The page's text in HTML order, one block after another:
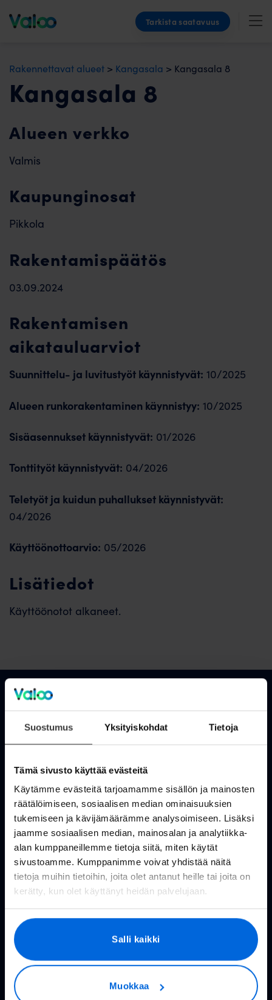
Suostumus Yksityiskohdat Tietoja
Tämä sivusto käyttää evästeitä
Käytämme evästeitä tarjoamamme sisällön ja mainosten
räätälöimiseen, sosiaalisen median ominaisuuksien
tukemiseen ja kävijämäärämme analysoimiseen. Lisäksi
jaamme sosiaalisen median, mainosalan ja analytiikka-
alan kumppaneillemme tietoja siitä, miten käytät
sivustoamme. Kumppanimme voivat yhdistää näitä
tietoja muihin tietoihin, joita olet antanut heille tai joita on
kerätty, kun olet käyttänyt heidän palvelujaan.
Salli kaikki
Muokkaa
Tarkista saatavuus
Rakennettavat alueet > Kangasala > Kangasala 8
Kangasala 8
Alueen verkko
Valmis
Kaupunginosat
Pikkola
Rakentamispäätös
03.09.2024
Rakentamisen
aikatauluarviot
Suunnittelu- ja luvitustyöt käynnistyvät: 10/2025
Alueen runkorakentaminen käynnistyy: 10/2025
Sisäasennukset käynnistyvät: 01/2026
Tonttityöt käynnistyvät: 04/2026
Teletyöt ja kuidun puhallukset käynnistyvät:
04/2026
Käyttöönottoarvio: 05/2026
Lisätiedot
Käyttöönotot alkaneet.
Asiakastuki
Asiakaspalvelu
Tukisivusto
Huolto- ja häiriötiedotteet
Valoo kokemuksia
In English
Valokuitu kuluttajille
Rakennettavat alueet
Valokuitu kotiin
Reitittimet